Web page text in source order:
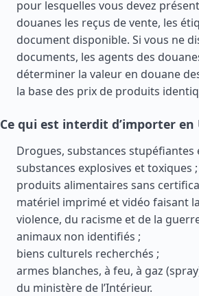
pour lesquelles vous devez
douanes les reçus de vente, les
document disponible. Si vous ne
documents, les agents des
déterminer la valeur en douane
la base des prix de produits
Ce qui est interdit d’importer en
Drogues, substances stupéfiantes
substances explosives et toxiques ;
produits alimentaires sans
matériel imprimé et vidéo faisant
violence, du racisme et de la
animaux non identifiés ;
biens culturels recherchés ;
armes blanches, à feu, à gaz
du ministère de l’Intérieur.